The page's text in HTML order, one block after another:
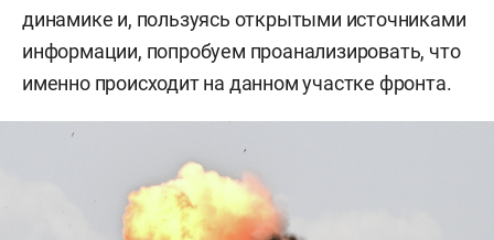
динамике и, пользуясь открытыми источниками
информации, попробуем проанализировать, что
именно происходит на данном участке фронта.